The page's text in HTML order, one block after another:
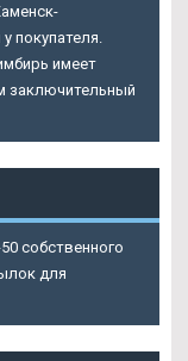
покупателя.
имеет
заключительный
собственного
для